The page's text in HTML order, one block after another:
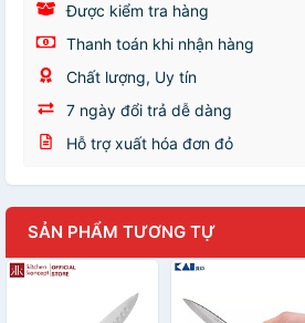
Được kiểm tra hàng
Thanh toán khi nhận hàng
Chất lượng, Uy tín
7 ngày đổi trả dễ dàng
Hỗ trợ xuất hóa đơn đỏ
SẢN PHẨM TƯƠNG TỰ